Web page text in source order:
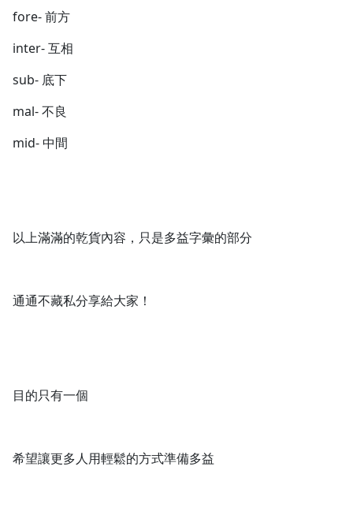
fore- 前方
inter- 互相
sub- 底下
mal- 不良
mid- 中間
以上滿滿的乾貨內容，只是多益字彙的部分
通通不藏私分享給大家！
目的只有一個
希望讓更多人用輕鬆的方式準備多益